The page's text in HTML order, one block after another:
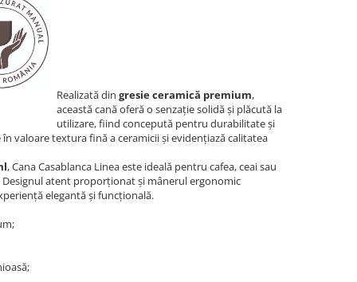
Realizată din gresie ceramică premium,
această cană oferă o senzație solidă și plăcută la
utilizare, fiind concepută pentru durabilitate și
valoare textura fină a ceramicii și evidențiază calitatea
, Cana Casablanca Linea este ideală pentru cafea, ceai sau
atent proporționat și mânerul ergonomic
elegantă și funcțională.